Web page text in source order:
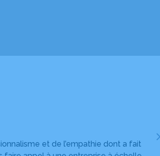
et de l’empathie dont a fait